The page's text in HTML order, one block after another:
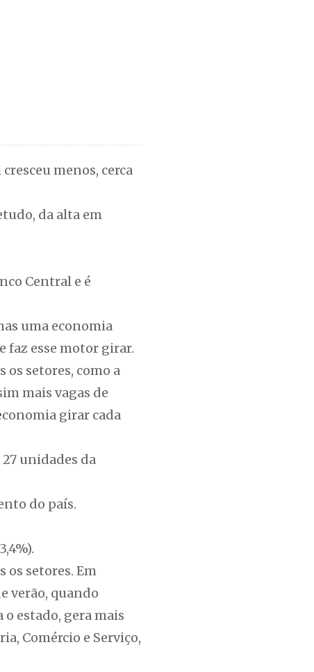
menos, cerca
da alta em
Central e é
uma economia
faz esse motor girar.
os setores, como a
mais vagas de
girar cada
unidades da
do país.
os setores. Em
verão, quando
estado, gera mais
Comércio e Serviço,